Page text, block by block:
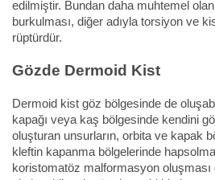
edilmiştir. Bundan daha muhtemel
burkulması, diğer adıyla torsiyon ve
rüptürdür.
Gözde Dermoid Kist
Dermoid kist göz bölgesinde de
kapağı veya kaş bölgesinde kendini
oluşturan unsurların, orbita ve kapak
kleftin kapanma bölgelerinde
koristomatöz malformasyon oluşması